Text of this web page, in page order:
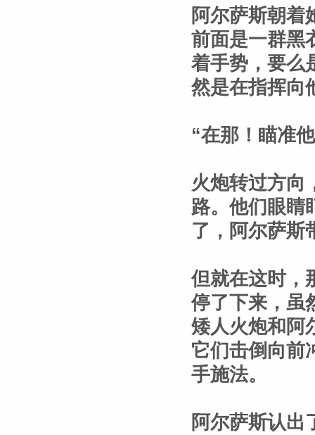
阿尔萨斯朝着
前面是一群黑
着手势，要么
然是在指挥向
“在那！瞄准
火炮转过方向
路。他们眼睛
了，阿尔萨斯
但就在这时，
停了下来，虽
矮人火炮和阿
它们击倒向前
手施法。
阿尔萨斯认出